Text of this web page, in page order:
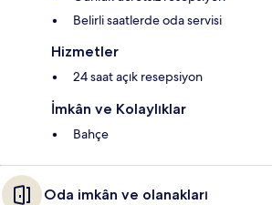
Belirli saatlerde oda servisi
Hizmetler
24 saat açık resepsiyon
İmkân ve Kolaylıklar
Bahçe
Oda imkân ve olanakları